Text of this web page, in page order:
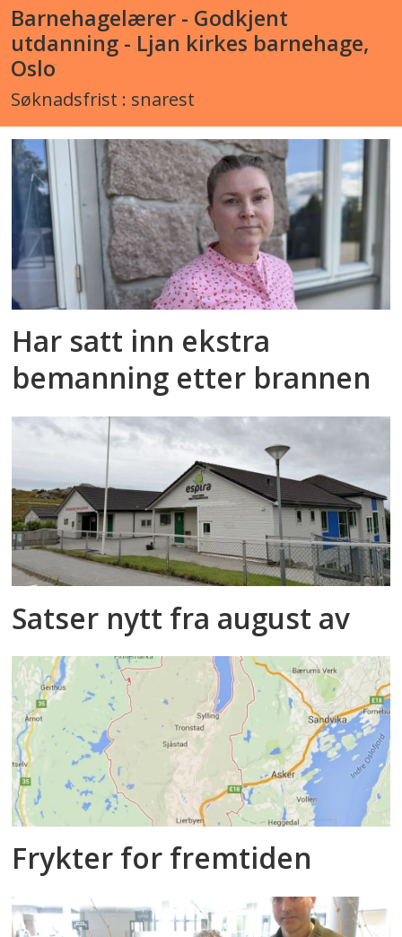
Barnehagelærer - Godkjent
utdanning - Ljan kirkes barnehage,
Oslo
Søknadsfrist : snarest
Har satt inn ekstra
bemanning etter brannen
Satser nytt fra august av
Frykter for fremtiden